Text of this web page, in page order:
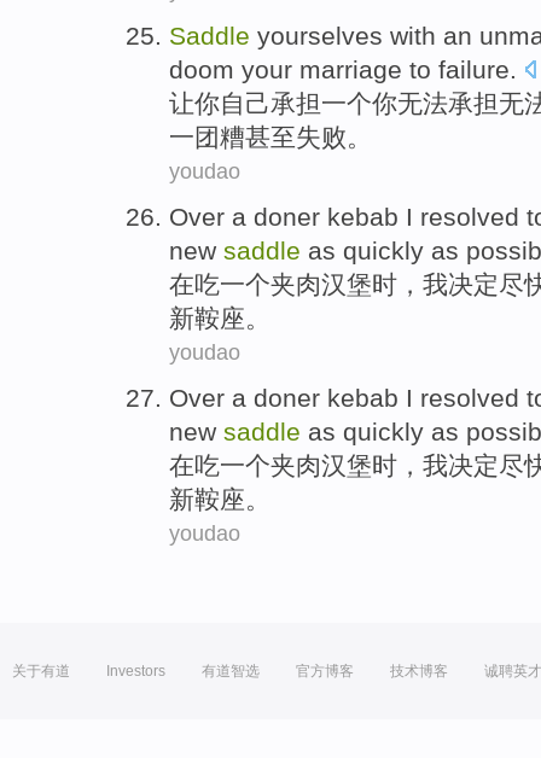
Saddle yourselves with an
doom your marriage to failure.
让你自己承担一个你无法承担无
一团糟甚至失败。
youdao
Over a doner kebab I resolved
new saddle as quickly as
在吃一个夹肉汉堡时， 我决定尽
新鞍座。
youdao
Over a doner kebab I resolved
new saddle as quickly as
在吃一个夹肉汉堡时， 我决定尽
新鞍座。
youdao
关于有道 Investors 有道智选 官方博客 技术博客 诚聘英才